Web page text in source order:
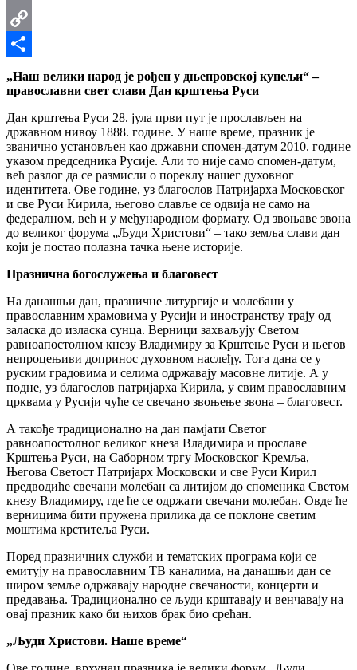
Email
Copy
Link
Share
„Наш велики народ је рођен у дњепровској купељи“ –
православни свет слави Дан крштења Руси
Дан крштења Руси 28. јула први пут је прослављен на
државном нивоу 1888. године. У наше време, празник је
званично установљен као државни спомен-датум 2010. године
указом председника Русије. Али то није само спомен-датум,
већ разлог да се размисли о пореклу нашег духовног
идентитета. Ове године, уз благослов Патријарха Московског
и све Руси Кирила, његово славље се одвија не само на
федералном, већ и у међународном формату. Од звоњаве звона
до великог форума „Људи Христови“ – тако земља слави дан
који је постао полазна тачка њене историје.
Празнична богослужења и благовест
На данашњи дан, празничне литургије и молебани у
православним храмовима у Русији и иностранству трају од
заласка до изласка сунца. Верници захваљују Светом
равноапостолном кнезу Владимиру за Крштење Руси и његов
непроцењиви допринос духовном наслеђу. Тога дана се у
руским градовима и селима одржавају масовне литије. А у
подне, уз благослов патријарха Кирила, у свим православним
црквама у Русији чуће се свечано звоњење звона – благовест.
А такође традиционално на дан памјати Светог
равноапостолног великог кнеза Владимира и прославе
Крштења Руси, на Саборном тргу Московског Кремља,
Његова Светост Патријарх Московски и све Руси Кирил
предводиће свечани молебан са литијом до споменика Светом
кнезу Владимиру, где ће се одржати свечани молебан. Овде ће
верницима бити пружена прилика да се поклоне светим
моштима крститеља Руси.
Поред празничних служби и тематских програма који се
емитују на православним ТВ каналима, на данашњи дан се
широм земље одржавају народне свечаности, концерти и
предавања. Традиционално се људи крштавају и венчавају на
овај празник како би њихов брак био срећан.
„Људи Христови. Наше време“